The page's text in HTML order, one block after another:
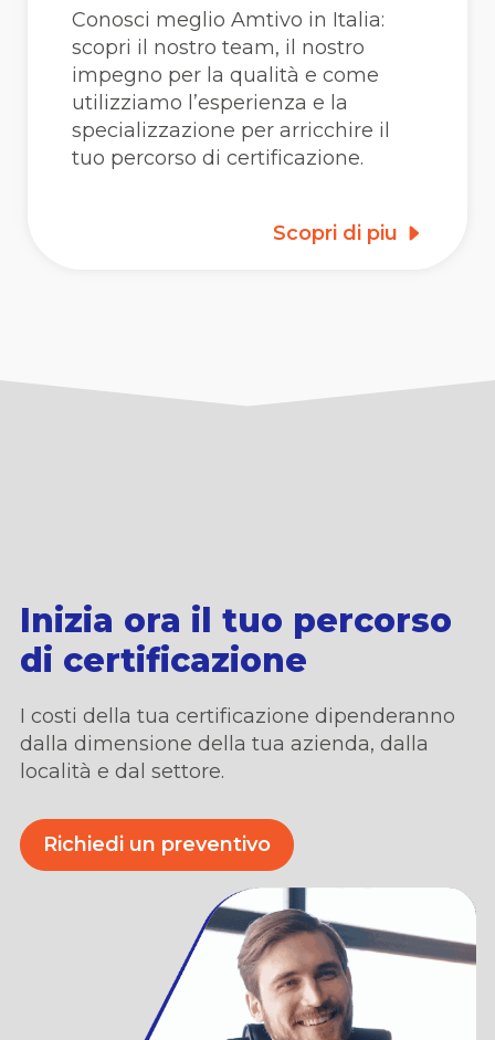
Conosci meglio Amtivo in Italia:
scopri il nostro team, il nostro
impegno per la qualità e come
utilizziamo l’esperienza e la
specializzazione per arricchire il
tuo percorso di certificazione.
Scopri di piu
Inizia ora il tuo percorso
di certificazione
I costi della tua certificazione dipenderanno
dalla dimensione della tua azienda, dalla
località e dal settore.
Richiedi un preventivo